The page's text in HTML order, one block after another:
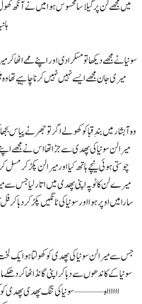
میں مجھے لن پر گیلا سا محسوس ہوا میں نے آنکھ
سونیا نے مجھے دیکھا تو مسکرا دی اور اپنے ممے اٹھا
میری جان مجھے ایسے نہیں نہیں کرنا چاہیے تھا
وہ آبشار میں بندِ قبا کو کھولے اگر تو جھرنے پیاس
میرا لن سونیا کی پھدی سے جڑا تھا اس نے مجھے
چوستی ہوئی نیچے ہاتھ کیا اور میرا لن پکڑ کر
میرے لن کا ٹوپہ اپنی پھدی میں اتار لیا جس سے
سارا میں اوپر ہوا اور سونیا کی ٹانگیں پکڑ کر
جس سے میرا لن سونیا کی پھدی کو کھولتا ہوا یک
سونیا کے کاندھوں سے دبا کر اپنی گانڈ اٹھا کر
ااااااه – – – – – – سونیا کی تنگ پھدی